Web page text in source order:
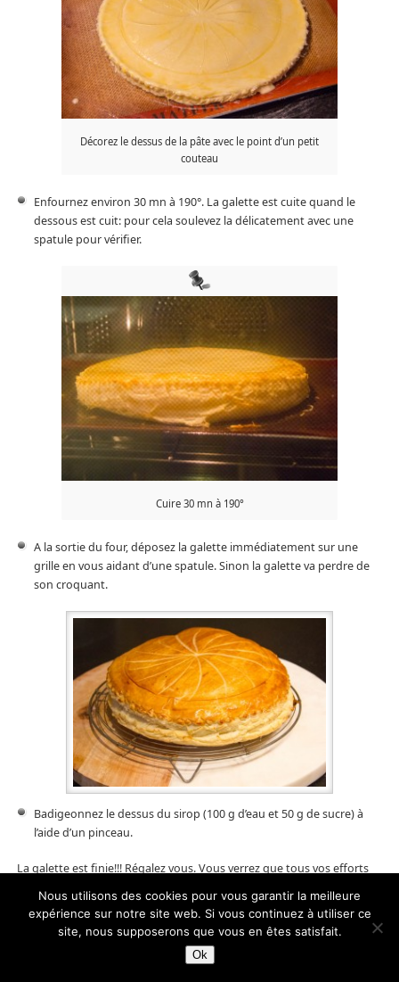
Décorez le dessus de la pâte avec le point d’un petit
couteau
Enfournez environ 30 mn à 190°. La galette est cuite quand le
dessous est cuit: pour cela soulevez la délicatement avec une
spatule pour vérifier.
Cuire 30 mn à 190°
A la sortie du four, déposez la galette immédiatement sur une
grille en vous aidant d’une spatule. Sinon la galette va perdre de
son croquant.
Badigeonnez le dessus du sirop (100 g d’eau et 50 g de sucre) à
l’aide d’un pinceau.
La galette est finie!!! Régalez vous. Vous verrez que tous vos efforts
Nous utilisons des cookies pour vous garantir la meilleure
expérience sur notre site web. Si vous continuez à utiliser ce
site, nous supposerons que vous en êtes satisfait.
Ok